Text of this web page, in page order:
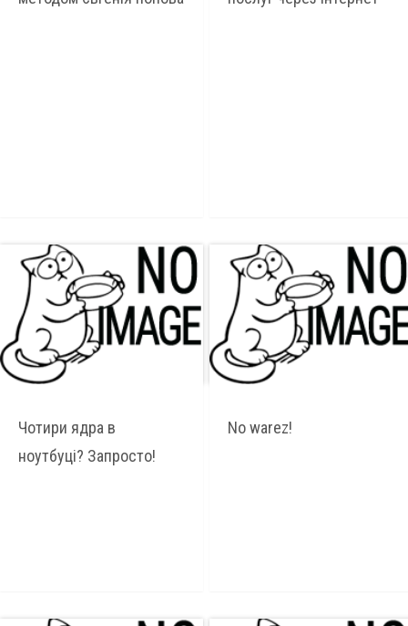
Чотири ядра в
ноутбуці? Запросто!
No warez!